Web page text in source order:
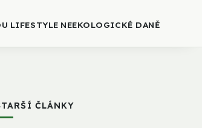
LIFESTYLE NEEKOLOGICKÉ DANĚ
ČLÁNKY